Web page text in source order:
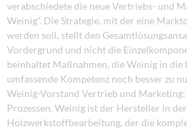
verabschiedete die neue Vertriebs- und
Weinig“. Die Strategie, mit der eine
werden soll, stellt den
Vordergrund und nicht die
beinhaltet Maßnahmen, die Weinig in die
umfassende Kompetenz noch besser zu
Weinig-Vorstand Vertrieb und Marketing:
Prozessen. Weinig ist der Hersteller in
Holzwerkstoffbearbeitung, der die